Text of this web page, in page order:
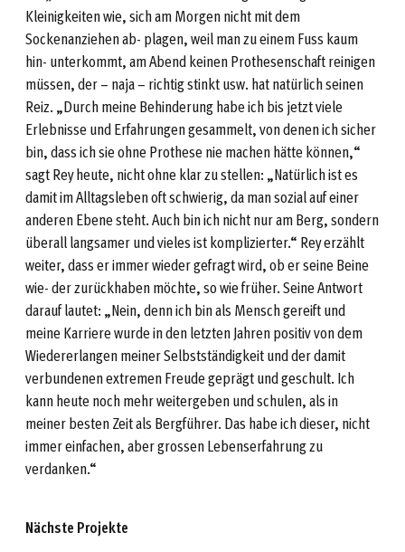
Kleinigkeiten wie, sich am Morgen nicht mit dem
Sockenanziehen ab- plagen, weil man zu einem Fuss kaum
hin- unterkommt, am Abend keinen Prothesenschaft reinigen
müssen, der – naja – richtig stinkt usw. hat natürlich seinen
Reiz. „Durch meine Behinderung habe ich bis jetzt viele
Erlebnisse und Erfahrungen gesammelt, von denen ich sicher
bin, dass ich sie ohne Prothese nie machen hätte können,“
sagt Rey heute, nicht ohne klar zu stellen: „Natürlich ist es
damit im Alltagsleben oft schwierig, da man sozial auf einer
anderen Ebene steht. Auch bin ich nicht nur am Berg, sondern
überall langsamer und vieles ist komplizierter.“ Rey erzählt
weiter, dass er immer wieder gefragt wird, ob er seine Beine
wie- der zurückhaben möchte, so wie früher. Seine Antwort
darauf lautet: „Nein, denn ich bin als Mensch gereift und
meine Karriere wurde in den letzten Jahren positiv von dem
Wiedererlangen meiner Selbstständigkeit und der damit
verbundenen extremen Freude geprägt und geschult. Ich
kann heute noch mehr weitergeben und schulen, als in
meiner besten Zeit als Bergführer. Das habe ich dieser, nicht
immer einfachen, aber grossen Lebenserfahrung zu
verdanken.“
Nächste Projekte